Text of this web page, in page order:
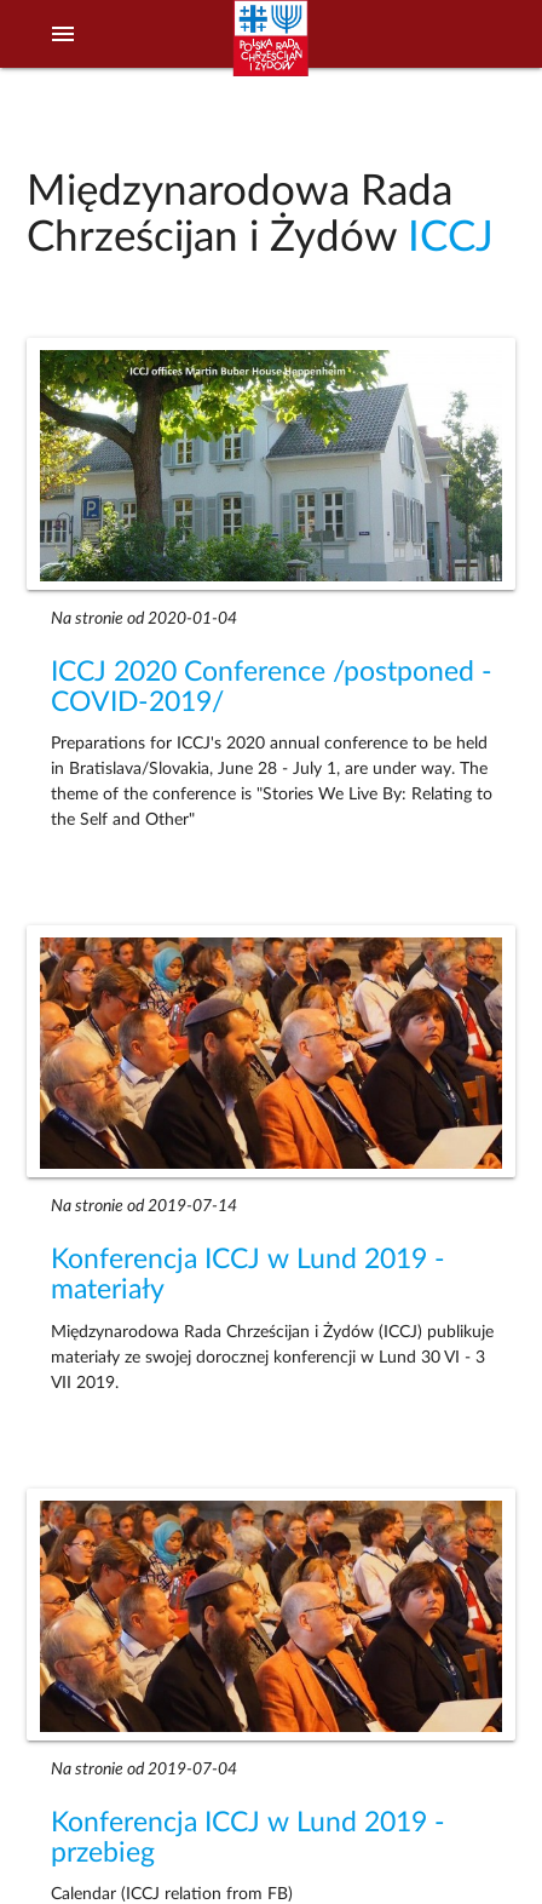
menu
Międzynarodowa Rada
Chrześcijan i Żydów ICCJ
Na stronie od 2020-01-04
ICCJ 2020 Conference /postponed -
COVID-2019/
Preparations for ICCJ's 2020 annual conference to be held
in Bratislava/Slovakia, June 28 - July 1, are under way. The
theme of the conference is "Stories We Live By: Relating to
the Self and Other"
Na stronie od 2019-07-14
Konferencja ICCJ w Lund 2019 -
materiały
Międzynarodowa Rada Chrześcijan i Żydów (ICCJ) publikuje
materiały ze swojej dorocznej konferencji w Lund 30 VI - 3
VII 2019.
Na stronie od 2019-07-04
Konferencja ICCJ w Lund 2019 -
przebieg
Calendar (ICCJ relation from FB)